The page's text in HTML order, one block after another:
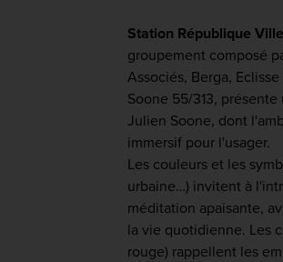
Station République
groupement composé
Associés, Berga,
Soone 55/313,
Julien Soone, dont
immersif pour l'usager.
Les couleurs et les
urbaine…) invitent à
méditation apaisante,
la vie quotidienne. Les
rouge) rappellent les